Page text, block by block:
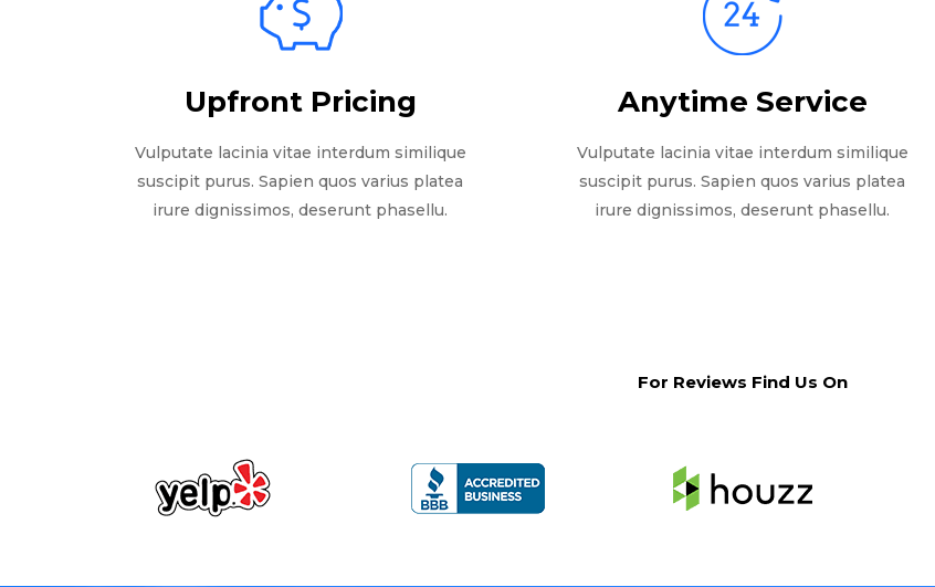
Upfront Pricing
Vulputate lacinia vitae interdum similique
suscipit purus. Sapien quos varius platea
irure dignissimos, deserunt phasellu.
Anytime Service
Vulputate lacinia vitae interdum similique
suscipit purus. Sapien quos varius platea
irure dignissimos, deserunt phasellu.
For Reviews Find Us On